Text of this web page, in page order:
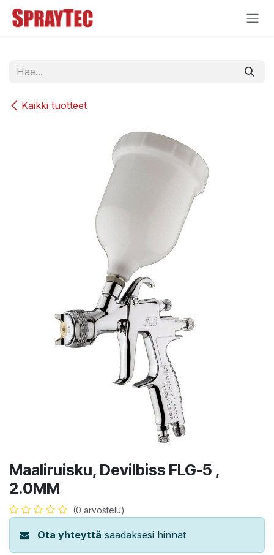
Siirry sisältöön
Kaikki tuotteet
Maaliruisku, Devilbiss FLG-5 ,
2.0MM
(0 arvostelu)
Ota yhteyttä saadaksesi hinnat